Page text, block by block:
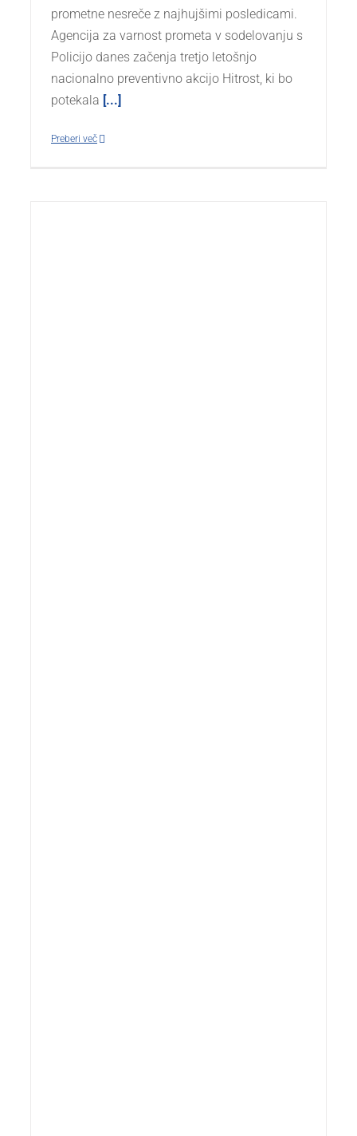
prometne nesreče z najhujšimi posledicami.
Agencija za varnost prometa v sodelovanju s
Policijo danes začenja tretjo letošnjo
nacionalno preventivno akcijo Hitrost, ki bo
potekala [...]
Preberi več